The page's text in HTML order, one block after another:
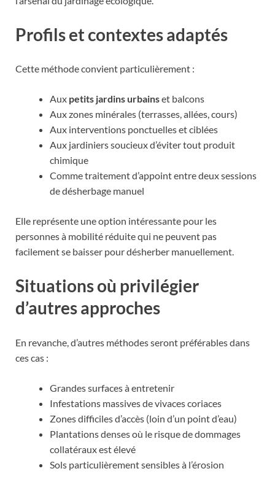
Profils et contextes adaptés
Cette méthode convient particulièrement :
Aux petits jardins urbainset balcons
Aux zones minérales (terrasses, allées, cours)
Aux interventions ponctuelles et ciblées
Aux jardiniers soucieux d’éviter tout produit
chimique
Comme traitement d’appoint entre deux sessions
de désherbage manuel
Elle représente une option intéressante pour les
personnes à mobilité réduite qui ne peuvent pas
facilement se baisser pour désherber manuellement.
Situations où privilégier
d’autres approches
En revanche, d’autres méthodes seront préférables dans
ces cas :
Grandes surfaces à entretenir
Infestations massives de vivaces coriaces
Zones difficiles d’accès (loin d’un point d’eau)
Plantations denses où le risque de dommages
collatéraux est élevé
Sols particulièrement sensibles à l’érosion